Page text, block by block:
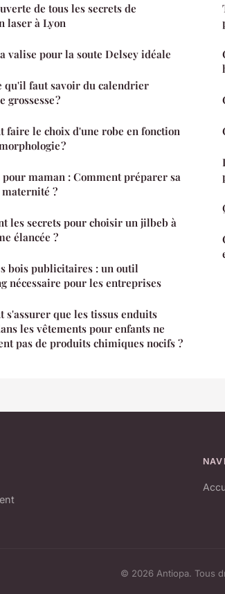
de tous les secrets de
laser à Lyon
valise pour la soute Delsey idéale
qu'il faut savoir du calendrier
grossesse ?
faire le choix d'une robe en fonction
?
maman : Comment préparer sa
?
les secrets pour choisir un jilbeb à
élancée ?
bois publicitaires : un outil
nécessaire pour les entreprises
s'assurer que les tissus enduits
les vêtements pour enfants ne
pas de produits chimiques nocifs ?
© 2026 Antiopa. Tous